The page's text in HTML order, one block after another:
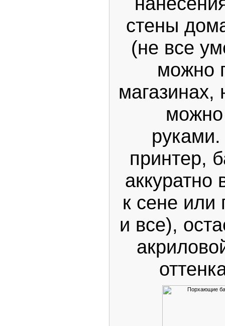
стены
(не все
можно
магазинах,
можно
принтер,
аккуратно
к сене или
и все),